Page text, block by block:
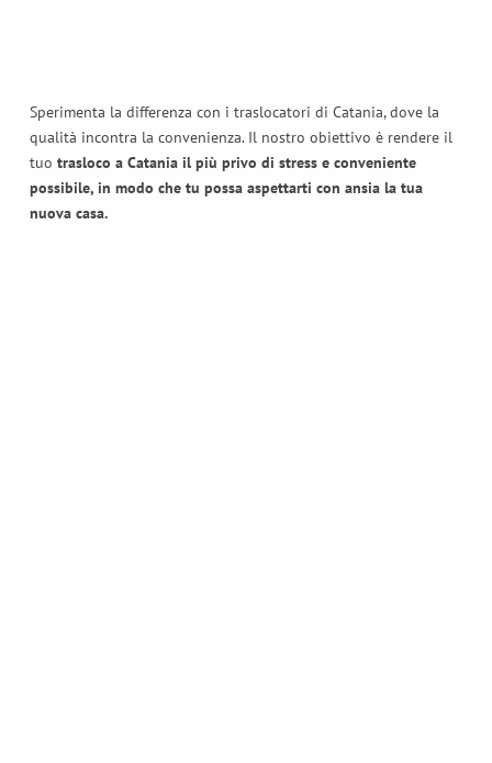
Sperimenta la differenza con i traslocatori di Catania, dove la
qualità incontra la convenienza. Il nostro obiettivo è rendere il
tuo trasloco a Catania il più privo di stress e conveniente
possibile, in modo che tu possa aspettarti con ansia la tua
nuova casa.